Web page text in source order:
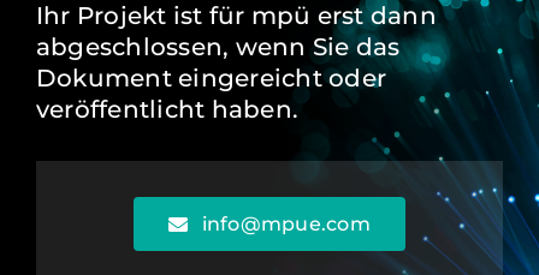
Ihr Projekt ist für mpü erst dann
abgeschlossen, wenn Sie das
Dokument eingereicht oder
veröffentlicht haben.
info@mpue.com